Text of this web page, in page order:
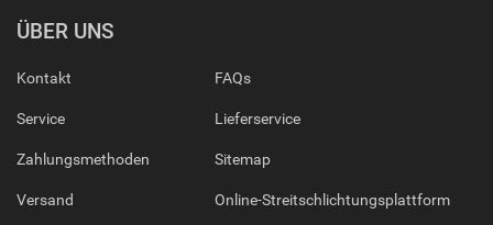
ÜBER UNS
Kontakt
Service
Zahlungsmethoden
Versand
FAQs
Lieferservice
Sitemap
Online-Streitschlichtungsplattform